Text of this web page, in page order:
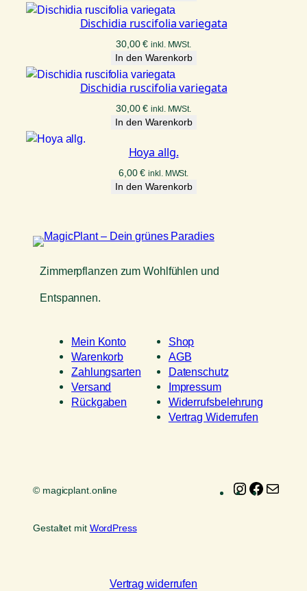
Dischidia ruscifolia variegata
30,00€ inkl. MWSt.
In den Warenkorb
Dischidia ruscifolia variegata
30,00€ inkl. MWSt.
In den Warenkorb
Hoya allg.
6,00€ inkl. MWSt.
In den Warenkorb
Zimmerpflanzen zum Wohlfühlen und
Entspannen.
Mein Konto
Warenkorb
Zahlungsarten
Versand
Rückgaben
Shop
AGB
Datenschutz
Impressum
Widerrufsbelehrung
Vertrag Widerrufen
© magicplant.online Instagram
Gestaltet mit WordPress
Vertrag widerrufen